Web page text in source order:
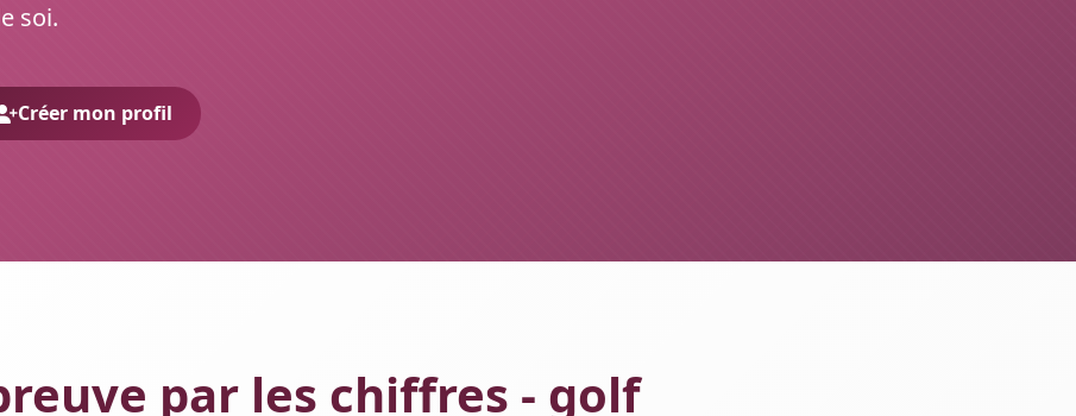
soi.
Créer mon profil
par les chiffres - golf